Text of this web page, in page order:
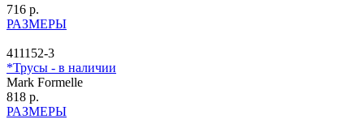
716 р.
РАЗМЕРЫ
411152-3
*Трусы - в наличии
Mark Formelle
818 р.
РАЗМЕРЫ